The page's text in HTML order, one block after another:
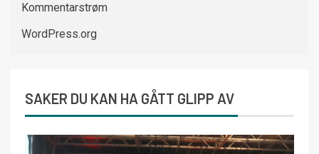
Kommentarstrøm
WordPress.org
SAKER DU KAN HA GÅTT GLIPP AV